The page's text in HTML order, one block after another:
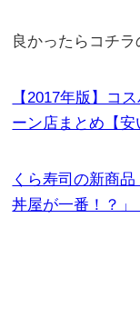
良かったらコチラ
【2017年版】コ
ーン店まとめ【安
くら寿司の新商
丼屋が一番！？」